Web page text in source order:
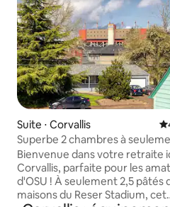
Suite ⋅ Corvallis
Superbe 2 chambres à
pâtés de maisons de Reser/
Bienvenue dans votre retraite
Corvallis, parfaite pour les
d'OSU ! À seulement 2,5 pâtés
maisons du Reser Stadium, cet